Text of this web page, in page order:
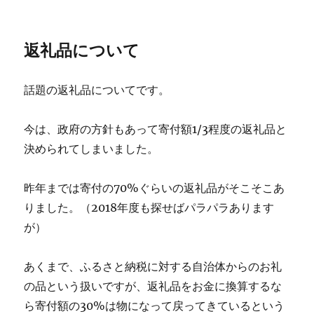
返礼品について
話題の返礼品についてです。
今は、政府の方針もあって寄付額1/3程度の返礼品と
決められてしまいました。
昨年までは寄付の70%ぐらいの返礼品がそこそこあ
りました。（2018年度も探せばパラパラあります
が）
あくまで、ふるさと納税に対する自治体からのお礼
の品という扱いですが、返礼品をお金に換算するな
ら寄付額の30%は物になって戻ってきているという